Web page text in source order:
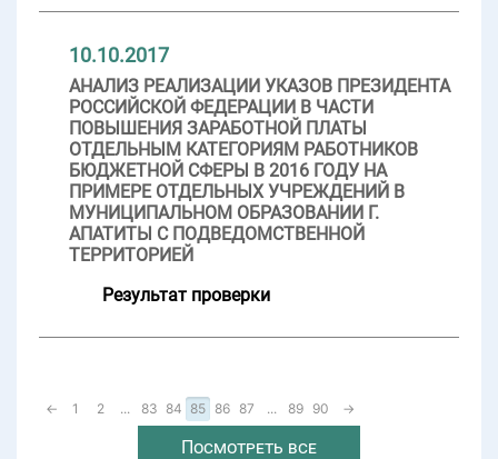
10.10.2017
АНАЛИЗ РЕАЛИЗАЦИИ УКАЗОВ ПРЕЗИДЕНТА
РОССИЙСКОЙ ФЕДЕРАЦИИ В ЧАСТИ
ПОВЫШЕНИЯ ЗАРАБОТНОЙ ПЛАТЫ
ОТДЕЛЬНЫМ КАТЕГОРИЯМ РАБОТНИКОВ
БЮДЖЕТНОЙ СФЕРЫ В 2016 ГОДУ НА
ПРИМЕРЕ ОТДЕЛЬНЫХ УЧРЕЖДЕНИЙ В
МУНИЦИПАЛЬНОМ ОБРАЗОВАНИИ Г.
АПАТИТЫ С ПОДВЕДОМСТВЕННОЙ
ТЕРРИТОРИЕЙ
Результат проверки
← 1 2 ... 83 84 85 86 87 ... 89 90 →
Посмотреть все